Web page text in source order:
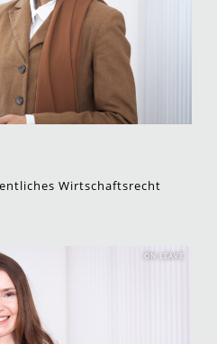
Wirtschaftsrecht
ON LEAVE